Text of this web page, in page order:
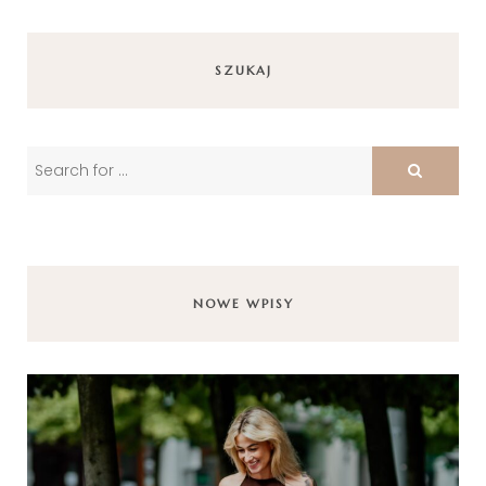
SZUKAJ
NOWE WPISY